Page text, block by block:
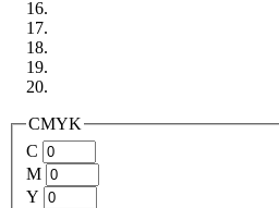
CMYK
C
M
Y